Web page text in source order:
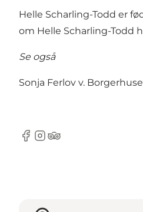
Helle Scharling-Todd er
om Helle Scharling-Todd
Se også
Sonja Ferlov v.
Facebook
Instagram
Tripadvisor